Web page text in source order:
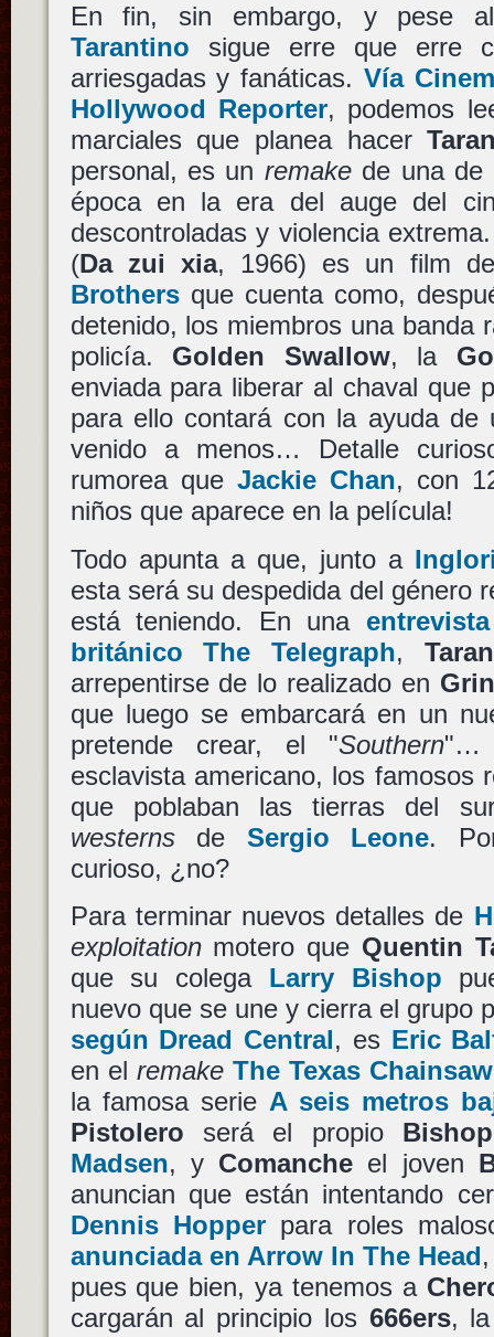
En fin, sin embargo, y pese
Tarantino sigue erre que erre
arriesgadas y fanáticas.Vía
Hollywood Reporter, podemos
marciales que planea hacer
personal, es un remakede una de
época en la era del auge del
descontroladas y violencia
(Da zui xia, 1966) es un film
Brothersque cuenta como,
detenido, los miembros una banda
policía. Golden Swallow, la
enviada para liberar al chaval que
para ello contará con la ayuda
venido a menos… Detalle
rumorea que Jackie Chan, con
niños que aparece en la película!
Todo apunta a que, junto a
esta será su despedida del género
está teniendo. En una
británico The Telegraph,
arrepentirse de lo realizado en
que luego se embarcará en un
pretende crear, el "Southern"…
esclavista americano, los famosos
que poblaban las tierras del
westernsde Sergio Leone.
curioso, ¿no?
Para terminar nuevos detalles de
exploitationmotero que Quentin
que su colega Larry Bishop
nuevo que se une y cierra el grupo
según Dread Central, es Eric
en el remake The Texas
la famosa serie A seis metros
Pistolero será el propio Bishop
Madsen, y Comanche el joven
anuncian que están intentando
Dennis Hopper para roles
anunciada en Arrow In The Head
pues que bien, ya tenemos a
cargarán al principio los 666ers, la